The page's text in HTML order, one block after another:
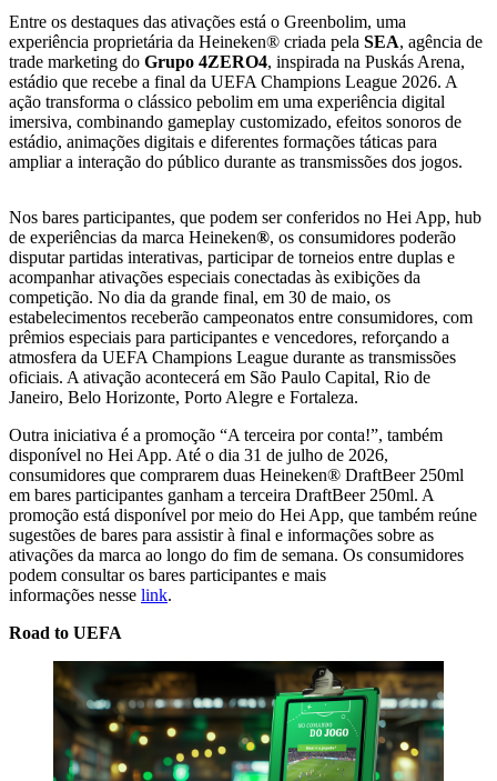
Entre os destaques das ativações está o Greenbolim, uma
experiência proprietária da Heineken® criada pela SEA, agência de
trade marketing do Grupo 4ZERO4, inspirada na Puskás Arena,
estádio que recebe a final da UEFA Champions League 2026. A
ação transforma o clássico pebolim em uma experiência digital
imersiva, combinando gameplay customizado, efeitos sonoros de
estádio, animações digitais e diferentes formações táticas para
ampliar a interação do público durante as transmissões dos jogos.
Nos bares participantes, que podem ser conferidos no Hei App, hub
de experiências da marca Heineken®, os consumidores poderão
disputar partidas interativas, participar de torneios entre duplas e
acompanhar ativações especiais conectadas às exibições da
competição. No dia da grande final, em 30 de maio, os
estabelecimentos receberão campeonatos entre consumidores, com
prêmios especiais para participantes e vencedores, reforçando a
atmosfera da UEFA Champions League durante as transmissões
oficiais. A ativação acontecerá em São Paulo Capital, Rio de
Janeiro, Belo Horizonte, Porto Alegre e Fortaleza.
Outra iniciativa é a promoção “A terceira por conta!”, também
disponível no Hei App. Até o dia 31 de julho de 2026,
consumidores que comprarem duas Heineken® DraftBeer 250ml
em bares participantes ganham a terceira DraftBeer 250ml. A
promoção está disponível por meio do Hei App, que também reúne
sugestões de bares para assistir à final e informações sobre as
ativações da marca ao longo do fim de semana. Os consumidores
podem consultar os bares participantes e mais
informações nesse link.
Road to UEFA